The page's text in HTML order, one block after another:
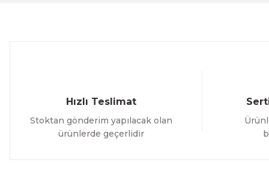
Hızlı Teslimat
Stoktan gönderim yapılacak olan
ürünlerde geçerlidir